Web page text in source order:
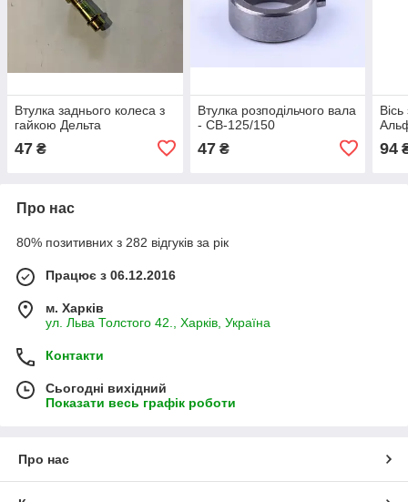
Втулка заднього колеса з
гайкою Дельта
47 ₴
Втулка розподільчого вала
- СВ-125/150
47₴ 94
Про нас
80% позитивних з 282 відгуків за рік
Працює з 06.12.2016
м. Харків
ул. Льва Толстого 42., Харків, Україна
Контакти
Сьогодні вихідний
Показати весь графік роботи
Про нас